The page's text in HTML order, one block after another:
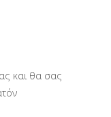
και θα σας